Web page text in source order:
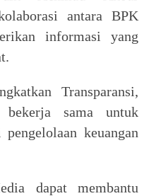
antara BPK
informasi yang
Transparansi,
sama untuk
keuangan
dapat membantu